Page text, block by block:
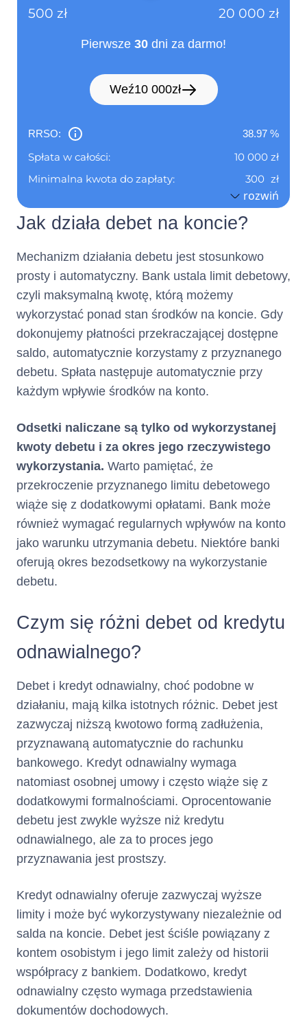
500 zł 20 000 zł
Pierwsze 30 dni za darmo!
Weź10 000zł
RRSO: 38.97 %
Spłata w całości: 10 000 zł
Minimalna kwota do zapłaty:
300 zł
06.09.2026
Tabela Opłat Formularz Informacyjny
rozwiń
(informacja ta ma charakter
(Adres, z którego ma korzystać
konsument)
Adres :
(siedziba)
Numer
telefonu :
(informacja ta ma charakter
opcjonalny)
Nie dotyczy
Adres poczty elektronicznej :
(informacja ta ma charakter
opcjonalny)
Nie dotyczy
Numer faksu :
opcjonalny)
Nie dotyczy
Adres strony internetowej :
(informacja ta ma charakter
opcjonalny)
Nie dotyczy
2. Opis głównych cech kredytu
kredytowego na karcie
kwota kredytu
Maksymalna kwota/suma (jeżeli
nie przewidziano maksymalnej
kwoty) wszystkich środków
pieniężnych, które zostaną
Panu/Pani udostępnione
Terminy i
sposób
wypłaty
kredytu :
W jaki sposób i w jakim terminie
otrzyma Pani/Pan pieniądze
Środki z tytułu przyznanego
postawione do dyspozycji
Klienta jednorazowo na
rachunku Karty
dniod dnia zawarcia Umowy.
Klient ma możliwość szybkiego
uruchomienia części Limitu
Kredytowego w Rachunku
Karty z chwilą zawarcia Umowy,
Jak działa debet na koncie?
Mechanizm działania debetu jest stosunkowo
prosty i automatyczny. Bank ustala limit debetowy,
czyli maksymalną kwotę, którą możemy
wykorzystać ponad stan środków na koncie. Gdy
dokonujemy płatności przekraczającej dostępne
saldo, automatycznie korzystamy z przyznanego
debetu. Spłata następuje automatycznie przy
każdym wpływie środków na konto.
Odsetki naliczane są tylko od wykorzystanej
kwoty debetu i za okres jego rzeczywistego
wykorzystania. Warto pamiętać, że
przekroczenie przyznanego limitu debetowego
wiąże się z dodatkowymi opłatami. Bank może
również wymagać regularnych wpływów na konto
jako warunku utrzymania debetu. Niektóre banki
oferują okres bezodsetkowy na wykorzystanie
debetu.
Czym się różni debet od kredytu
odnawialnego?
Debet i kredyt odnawialny, choć podobne w
działaniu, mają kilka istotnych różnic. Debet jest
zazwyczaj niższą kwotowo formą zadłużenia,
przyznawaną automatycznie do rachunku
bankowego. Kredyt odnawialny wymaga
natomiast osobnej umowy i często wiąże się z
dodatkowymi formalnościami. Oprocentowanie
debetu jest zwykle wyższe niż kredytu
odnawialnego, ale za to proces jego
przyznawania jest prostszy.
Kredyt odnawialny oferuje zazwyczaj wyższe
limity i może być wykorzystywany niezależnie od
salda na koncie. Debet jest ściśle powiązany z
kontem osobistym i jego limit zależy od historii
współpracy z bankiem. Dodatkowo, kredyt
odnawialny często wymaga przedstawienia
dokumentów dochodowych.